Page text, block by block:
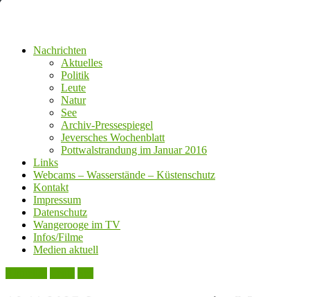
Nachrichten
Aktuelles
Politik
Leute
Natur
See
Archiv-Pressespiegel
Jeversches Wochenblatt
Pottwalstrandung im Januar 2016
Links
Webcams – Wasserstände – Küstenschutz
Kontakt
Impressum
Datenschutz
Wangerooge im TV
Infos/Filme
Medien aktuell